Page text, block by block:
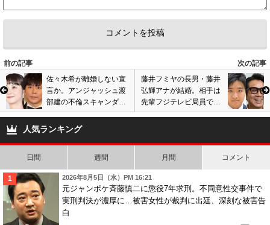
前の記事
次の記事
佐々木希が離婚しない宣
言か。アンジャッシュ渡
部建の不倫スキャンダル
も夫支える決意と週刊文
春報道。ネットでは賛否
藤井フミヤの長男・藤井
弘輝アナが結婚。相手は
先輩フジテレビ局員で音
楽関係会社の社長令嬢。
人気ランキング
日間 週間 月間 コメント
2026年8月5日（水）PM 16:21
元ジャンポケ斉藤慎二に懲役7年求刑。不同意性交事件で
実刑判決が濃厚に…被害女性が裁判に出廷、深刻な被害告
白